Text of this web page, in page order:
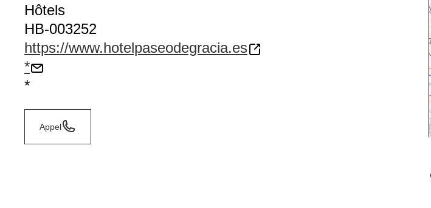
Hôtels
HB-003252
https://www.hotelpaseodegracia.es
*
*
Appel